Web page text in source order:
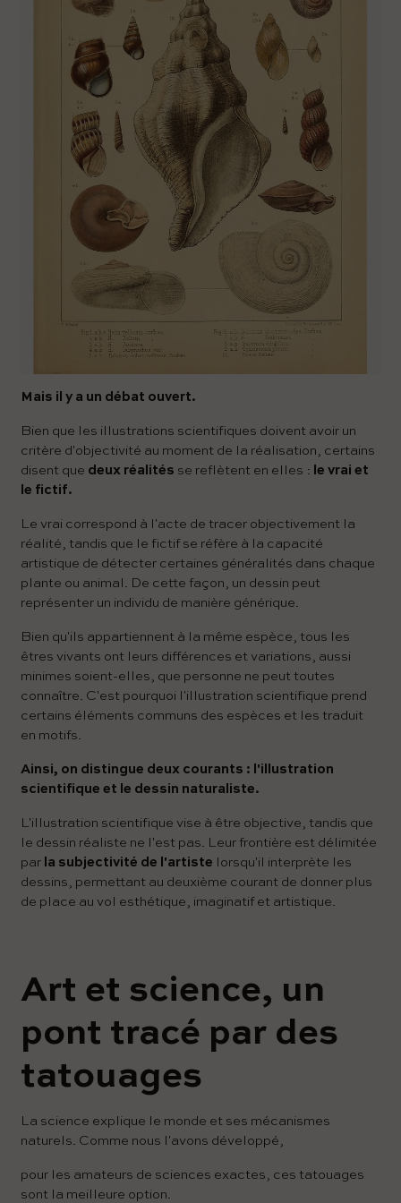
Mais il y a un débat ouvert.
Bien que les illustrations scientifiques doivent avoir un
critère d'objectivité au moment de la réalisation, certains
disent que deux réalités se reflètent en elles : le vrai et
le fictif.
Le vrai correspond à l'acte de tracer objectivement la
réalité, tandis que le fictif se réfère à la capacité
artistique de détecter certaines généralités dans chaque
plante ou animal. De cette façon, un dessin peut
représenter un individu de manière générique.
Bien qu'ils appartiennent à la même espèce, tous les
êtres vivants ont leurs différences et variations, aussi
minimes soient-elles, que personne ne peut toutes
connaître. C'est pourquoi l'illustration scientifique prend
certains éléments communs des espèces et les traduit
en motifs.
Ainsi, on distingue deux courants : l'illustration
scientifique et le dessin naturaliste.
L'illustration scientifique vise à être objective, tandis que
le dessin réaliste ne l'est pas. Leur frontière est délimitée
par la subjectivité de l'artiste lorsqu'il interprète les
dessins, permettant au deuxième courant de donner plus
de place au vol esthétique, imaginatif et artistique.
Art et science, un
pont tracé par des
tatouages
La science explique le monde et ses mécanismes
naturels. Comme nous l'avons développé,
pour les amateurs de sciences exactes, ces tatouages ​​​​
sont la meilleure option.